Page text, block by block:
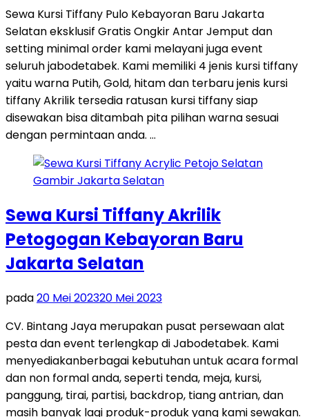
Sewa Kursi Tiffany Pulo Kebayoran Baru Jakarta
Selatan eksklusif Gratis Ongkir Antar Jemput dan
setting minimal order kami melayani juga event
seluruh jabodetabek. Kami memiliki 4 jenis kursi tiffany
yaitu warna Putih, Gold, hitam dan terbaru jenis kursi
tiffany Akrilik tersedia ratusan kursi tiffany siap
disewakan bisa ditambah pita pilihan warna sesuai
dengan permintaan anda. …
Sewa Kursi Tiffany Akrilik
Petogogan Kebayoran Baru
Jakarta Selatan
pada20 Mei 202320 Mei 2023
CV. Bintang Jaya merupakan pusat persewaan alat
pesta dan event terlengkap di Jabodetabek. Kami
menyediakanberbagai kebutuhan untuk acara formal
dan non formal anda, seperti tenda, meja, kursi,
panggung, tirai, partisi, backdrop, tiang antrian, dan
masih banyak lagi produk-produk yang kami sewakan.